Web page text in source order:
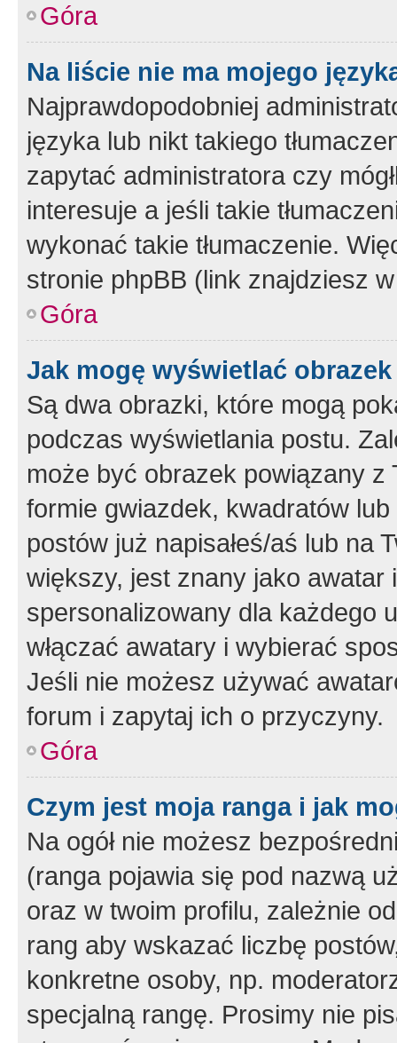
Góra
Na liście nie ma mojego
Najprawdopodobniej
języka lub nikt takiego
zapytać administratora czy
interesuje a jeśli takie
wykonać takie tłumaczenie.
stronie phpBB (link znajdziesz
Góra
Jak mogę wyświetlać
Są dwa obrazki, które mogą
podczas wyświetlania postu.
może być obrazek powiązany z
formie gwiazdek, kwadratów
postów już napisałeś/aś lub na
większy, jest znany jako
spersonalizowany dla każdego
włączać awatary i wybierać
Jeśli nie możesz używać
forum i zapytaj ich o przyczyny.
Góra
Czym jest moja ranga i jak
Na ogół nie możesz
(ranga pojawia się pod nazwą
oraz w twoim profilu, zależnie
rang aby wskazać liczbę
konkretne osoby, np.
specjalną rangę. Prosimy nie